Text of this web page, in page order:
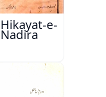
Hikayat-e-
Nadira